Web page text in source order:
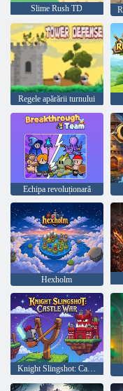
Slime Rush TD
Regele apărării turnului
Echipa revoluționară
Hexholm
Knight Slingshot: Castle War